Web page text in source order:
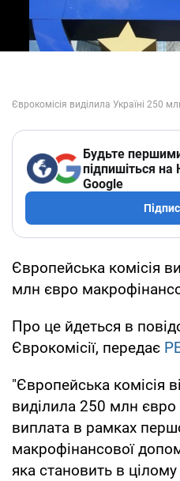
Будьте
підпишіться на
Google
Європейська комісія
млн євро
Про це йдеться в
Єврокомісії, передає
"Європейська комісія
виділила 250 млн євро
виплата в рамках
макрофінансової
яка становить в